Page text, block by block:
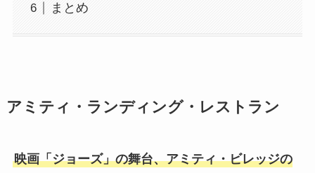
まとめ
アミティ・ランディング・レストラン
映画「ジョーズ」の舞台、アミティ・ビレッジの